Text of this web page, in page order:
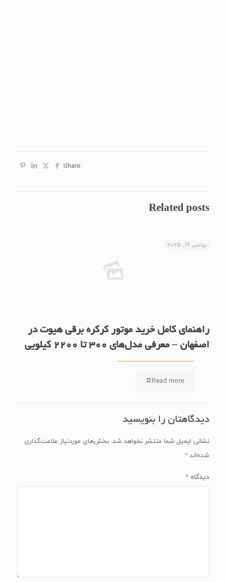
Share
Related posts
نوامبر 19, 2025
راهنمای کامل خرید موتور کرکره برقی هیوت در
اصفهان – معرفی مدل‌های 300 تا 2200 کیلویی
Read more
دیدگاهتان را بنویسید
نشانی ایمیل شما منتشر نخواهد شد. بخش‌های موردنیاز علامت‌گذاری
شده‌اند *
دیدگاه *